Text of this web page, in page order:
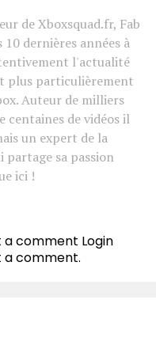
de Xboxsquad.fr, Fab
10 dernières années à
l'actualité
plus particulièrement
Auteur de milliers
centaines de vidéos il
un expert de la
partage sa passion
ici !
a comment Login
a comment.